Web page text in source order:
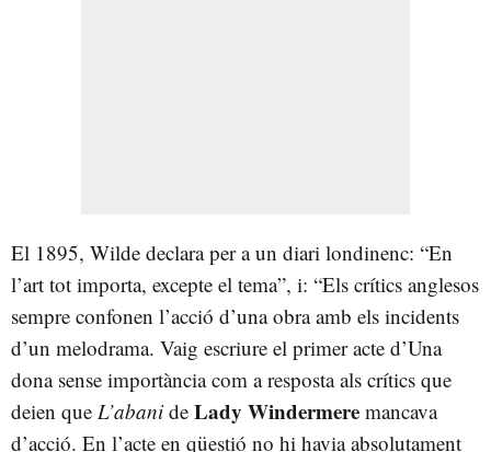
El 1895, Wilde declara per a un diari londinenc: “En
l’art tot importa, excepte el tema”, i: “Els crítics anglesos
sempre confonen l’acció d’una obra amb els incidents
d’un melodrama. Vaig escriure el primer acte d’Una
dona sense importància com a resposta als crítics que
deien que L’abani de Lady Windermere mancava
d’acció. En l’acte en qüestió no hi havia absolutament